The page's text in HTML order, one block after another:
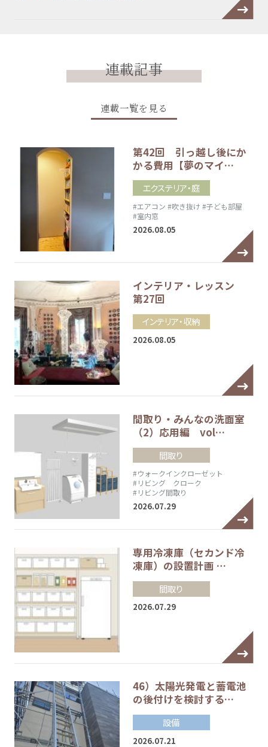
連載記事
連載一覧を見る
第42回 引っ越し後にか
かる費用【夢のマイ…
エクステリア・庭
#エアコン #吹き抜け #子ども部屋
#室内窓
2026.08.05
インテリア・レッスン
第27回
インテリア・収納
2026.08.05
間取り・みんなの洗面室
（2）応用編 vol…
間取り
#ウォークインクローゼット
#リビング クローク
#リビング間取り
2026.07.29
専用冷凍庫（セカンド冷
凍庫）の設置計画 …
間取り
2026.07.29
46）太陽光発電と蓄電池
の後付けを検討する…
設備
2026.07.21